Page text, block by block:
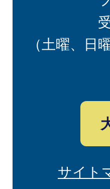
（土曜、日
サイト